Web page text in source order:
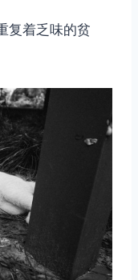
复着乏味的贫